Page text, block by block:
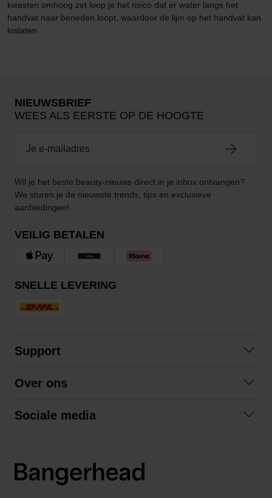
kwasten omhoog zet loop je het risico dat er water langs het
handvat naar beneden loopt, waardoor de lijm op het handvat kan
loslaten.
NIEUWSBRIEF
WEES ALS EERSTE OP DE HOOGTE
Wil je het beste beauty-nieuws direct in je inbox ontvangen?
We sturen je de nieuwste trends, tips en exclusieve
aanbiedingen!
VEILIG BETALEN
SNELLE LEVERING
Support
Algemene voorwaarden
Over ons
Sociale media
LinkedIn